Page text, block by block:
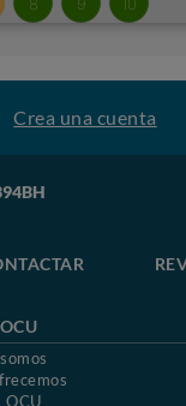
Crea una cuenta
OCU